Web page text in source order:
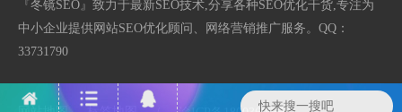
『冬镜SEO』致力于最新SEO技术,分享各种SEO优化干货,专注为
中小企业提供网站SEO优化顾问、网络营销推广服务。QQ：
33731790